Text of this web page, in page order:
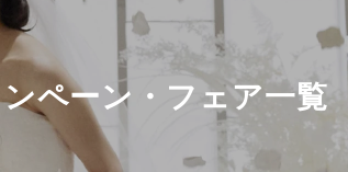
ペーン・フェア一覧